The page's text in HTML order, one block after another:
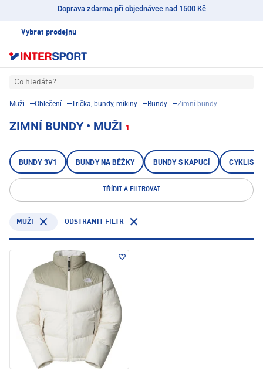
Doprava zdarma při objednávce nad 1500 Kč
Vybrat prodejnu
Co hledáte?
Muži Oblečení Trička, bundy, mikiny Bundy Zimní bundy
ZIMNÍ BUNDY • MUŽI 1
BUNDY 3V1 BUNDY NA BĚŽKY BUNDY S KAPUCÍ
TŘÍDIT A FILTROVAT
MUŽI ODSTRANIT FILTR